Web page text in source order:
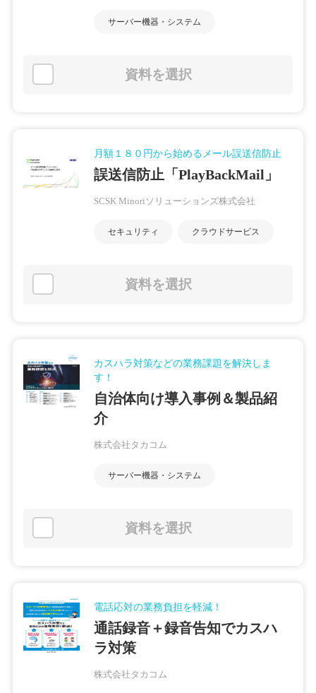
サーバー機器・システム
資料を選択
月額１８０円から始めるメール誤送信防止
誤送信防止「PlayBackMail」
SCSK Minoriソリューションズ株式会社
セキュリティ クラウドサービス
資料を選択
カスハラ対策などの業務課題を解決しま
す！
自治体向け導入事例＆製品紹
介
株式会社タカコム
サーバー機器・システム
資料を選択
電話応対の業務負担を軽減！
通話録音＋録音告知でカスハ
ラ対策
株式会社タカコム